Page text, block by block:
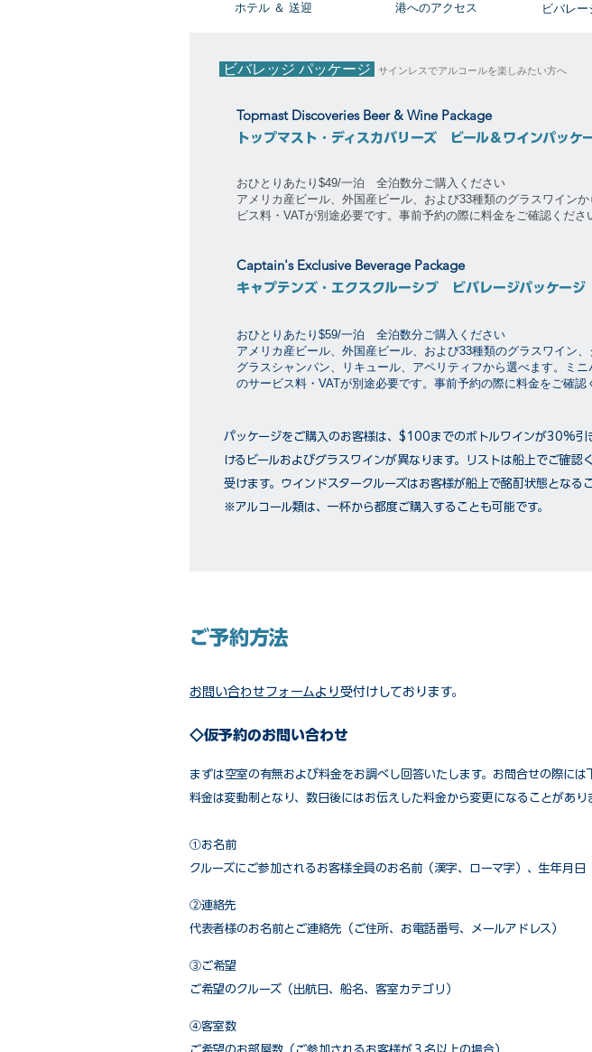
​ホテル ＆ 送迎 ​港へのアクセス ビバレ
ビバレッジ パッケージ サインレスでアルコールを楽しみたい方へ
Topmast Discoveries Beer & Wine Package
トップマスト・ディスカバリーズ ビール＆ワインパッケ
おひとりあたり$49/一泊 全泊数分ご購入ください
アメリカ産ビール、外国産ビール、および33種類のグラスワイン
ビス料・VATが別途必要です。事前予約の際に料金をご確認くださ
Captain's Exclusive Beverage Package
キャプテンズ・エクスクルーシブ ビバレージパッケージ
おひとりあたり$59/一泊 全泊数分ご購入ください
アメリカ産ビール、外国産ビール、および33種類のグラスワイン、
グラスシャンパン、リキュール、アペリティフから選べます。ミ
のサービス料・VATが別途必要です。事前予約の際に料金をご確認
パッケージをご購入のお客様は、$100までのボトルワインが30%引
けるビールおよびグラスワインが異なります。リストは船上でご確
受けます。ウインドスタークルーズはお客様が船上で酩酊状態となる
※アルコール類は、一杯から都度ご購入することも可能です。
ご予約方法
お問い合わせフォームより受付けしております。
◇仮予約のお問い合わせ
まずは空室の有無および料金をお調べし回答いたします。お問合せの際には
料金は変動制となり、数日後にはお伝えした料金から変更になることがあり
①お名前
クルーズにご参加されるお客様全員のお名前（漢字、ローマ字）、生年月日
②連絡先
代表者様のお名前とご連絡先（ご住所、お電話番号、メールアドレス）
③ご希望
ご希望のクルーズ（出航日、船名、客室カテゴリ）
④客室数